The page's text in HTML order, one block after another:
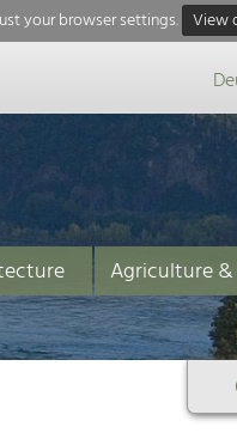
your browser settings. View
Agriculture &